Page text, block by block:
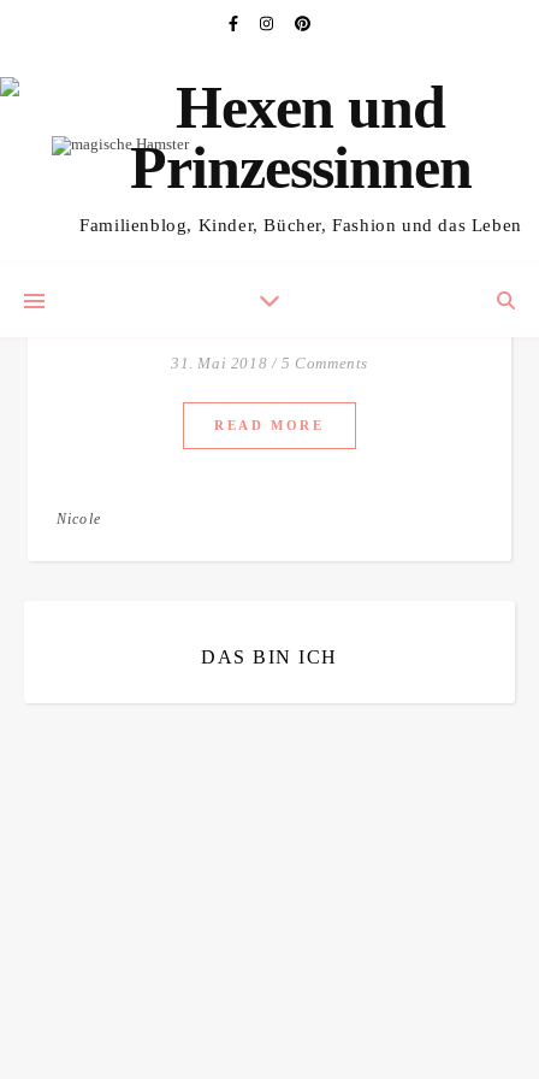
Familienblog, Kinder, Bücher, Fashion und das Leben
KINDERBÜCHER,KOSTENLOSES REZI-EXEMPLAR
Eine Klasse für sich –
von Pamela Butchart
31. Mai 2018 / 5 Comments
READ MORE
Nicole
DAS BIN ICH